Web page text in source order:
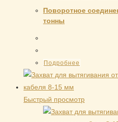
Поворотное
тонны
Подробнее
Быстрый просмотр